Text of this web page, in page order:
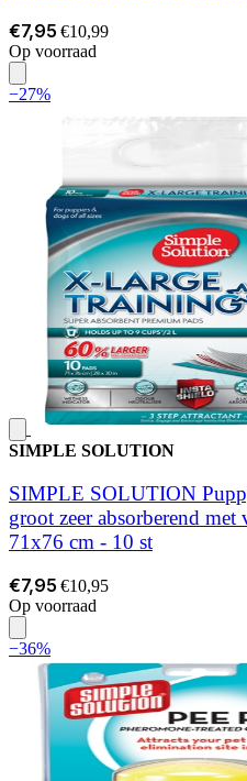
€7,95 €10,99
Op voorraad
−27%
SIMPLE SOLUTION
SIMPLE SOLUTION
groot zeer absorberend
71x76 cm - 10 st
€7,95 €10,95
Op voorraad
−36%